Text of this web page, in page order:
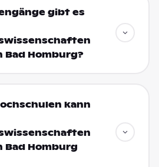
gibt es
Bad Homburg?
kann
Bad Homburg